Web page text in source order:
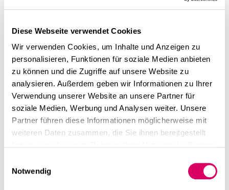
Diese Webseite verwendet Cookies
Wir verwenden Cookies, um Inhalte und Anzeigen zu
personalisieren, Funktionen für soziale Medien anbieten
zu können und die Zugriffe auf unsere Website zu
analysieren. Außerdem geben wir Informationen zu Ihrer
Verwendung unserer Website an unsere Partner für
soziale Medien, Werbung und Analysen weiter. Unsere
Partner führen diese Informationen möglicherweise mit
weiteren Daten zusammen, die Sie ihnen bereitgestellt
Notwendig
Impressum
Datenschutz
Auzug aus dem Artikel:
"Es lohnt sich, alter Bausubstanz ein zweites Leben zu
schenken. Das beweist das Münchner Planungs- und
Beratungsunternehmen CSMM GmbH einmal mehr mit
der Fertigstellung der unter dem Namen "Fritz"
bekannten und 1973 erbauten Gewerbeimmobilie in der
Münchner Innenstadt. (…)"
Diese Seite teilen
linkedin
Weiterführende Inhalte